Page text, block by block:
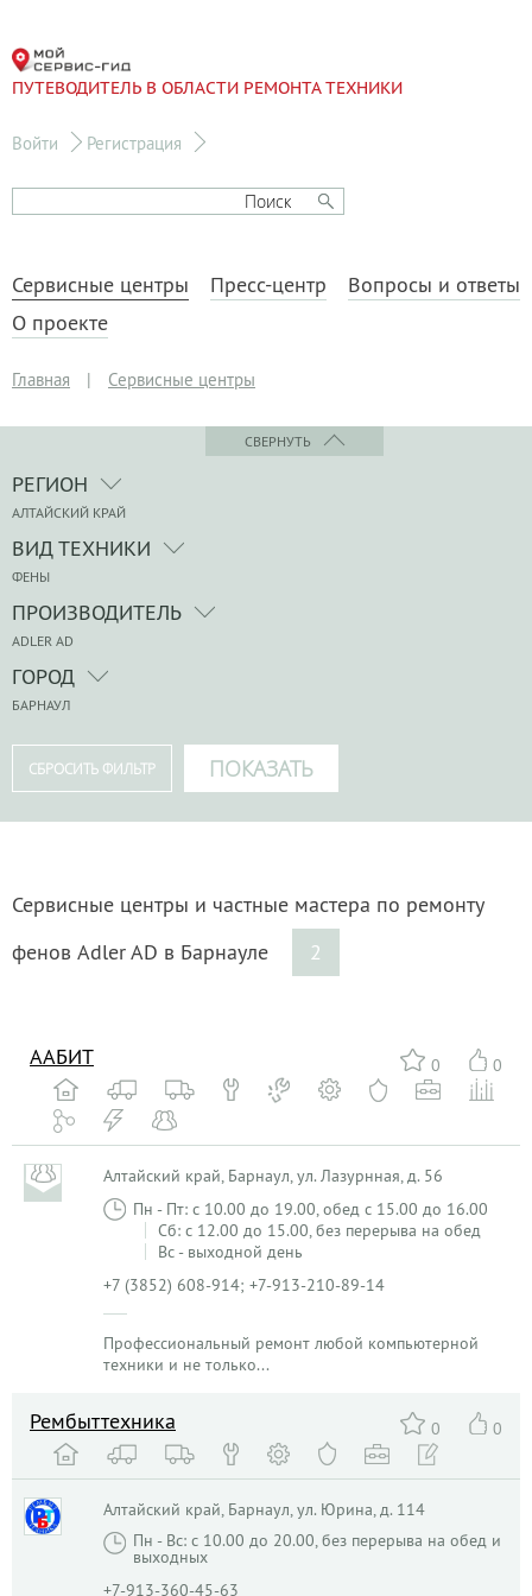
ПУТЕВОДИТЕЛЬ В ОБЛАСТИ РЕМОНТА ТЕХНИКИ
Войти Регистрация
Сервисные центры Пресс-центр
Вопросы и ответы
О проекте
Главная | Сервисные центры
СВЕРНУТЬ
РЕГИОН
АЛТАЙСКИЙ КРАЙ
ВИД ТЕХНИКИ
ФЕНЫ
ПРОИЗВОДИТЕЛЬ
ADLER AD
ГОРОД
БАРНАУЛ
Сервисные центры и частные мастера по ремонту
фенов Adler AD в Барнауле
2
0 0
ААБИТ
Алтайский край, Барнаул, ул. Лазурнная, д. 56
Пн - Пт: с 10.00 до 19.00, обед с 15.00 до 16.00
Сб: с 12.00 до 15.00, без перерыва на обед
Вс - выходной день
+7 (3852) 608-914; +7-913-210-89-14
Профессиональный ремонт любой компьютерной
техники и не только...
0 0
Рембыттехника
Алтайский край, Барнаул, ул. Юрина, д. 114
Пн - Вс: с 10.00 до 20.00, без перерыва на обед и
выходных
+7-913-360-45-63